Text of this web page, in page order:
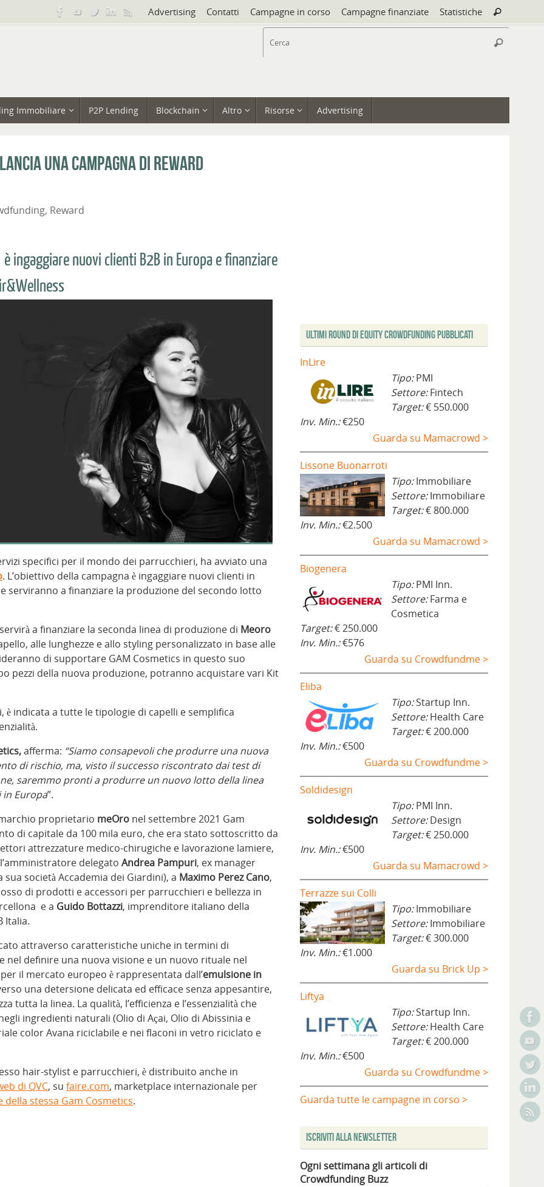
Advertising Contatti Campagne in corso Campagne finanziate Statistiche Cerca
Cerca
Immobiliare P2P Lending Blockchain Altro Risorse Advertising
una campagna di reward
, Reward
ingaggiare nuovi clienti B2B in Europa e finanziare
specifici per il mondo dei parrucchieri, ha avviato una
. L’obiettivo della campagna è ingaggiare nuovi clienti in
serviranno a finanziare la produzione del secondo lotto
a finanziare la seconda linea di produzione di Meoro
alle lunghezze e allo styling personalizzato in base alle
di supportare GAM Cosmetics in questo suo
pezzi della nuova produzione, potranno acquistare vari Kit
indicata a tutte le tipologie di capelli e semplifica
afferma: “Siamo consapevoli che produrre una nuova
di rischio, ma, visto il successo riscontrato dai test di
saremmo pronti a produrre un nuovo lotto della linea
Europa”.
proprietario meOro nel settembre 2021 Gam
di capitale da 100 mila euro, che era stato sottoscritto da
attrezzature medico-chirugiche e lavorazione lamiere,
delegato Andrea Pampuri, ex manager
società Accademia dei Giardini), a Maximo Perez Cano,
di prodotti e accessori per parrucchieri e bellezza in
e a Guido Bottazzi, imprenditore italiano della
Italia.
attraverso caratteristiche uniche in termini di
definire una nuova visione e un nuovo rituale nel
il mercato europeo è rappresentata dall’emulsione in
una detersione delicata ed efficace senza appesantire,
tutta la linea. La qualità, l’efficienza e l’essenzialità che
ingredienti naturali (Olio di Açai, Olio di Abissinia e
color Avana riciclabile e nei flaconi in vetro riciclato e
hair-stylist e parrucchieri, è distribuito anche in
di QVC, su faire.com, marketplace internazionale per
stessa Gam Cosmetics.
Ultimi Round di Equity Crowdfunding Pubblicati
InLire
Tipo:PMI
Settore:Fintech
Target:€ 550.000
Inv. Min.:€250
Guarda su Mamacrowd >
Lissone Buonarroti
Tipo:Immobiliare
Settore:Immobiliare
Target:€ 800.000
Inv. Min.:€2.500
Guarda su Mamacrowd >
Biogenera
Tipo:PMI Inn.
Settore:Farma e
Cosmetica
Target:€ 250.000
Inv. Min.:€576
Guarda su Crowdfundme >
Eliba
Tipo:Startup Inn.
Settore:Health Care
Target:€ 200.000
Inv. Min.:€500
Guarda su Crowdfundme >
Soldidesign
Tipo:PMI Inn.
Settore:Design
Target:€ 250.000
Inv. Min.:€500
Guarda su Mamacrowd >
Terrazze sui Colli
Tipo:Immobiliare
Settore:Immobiliare
Target:€ 300.000
Inv. Min.:€1.000
Guarda su Brick Up >
Liftya
Tipo:Startup Inn.
Settore:Health Care
Target:€ 200.000
Inv. Min.:€500
Guarda su Crowdfundme >
Guarda tutte le campagne in corso >
Iscriviti alla Newsletter
Ogni settimana gli articoli di
Crowdfunding Buzz